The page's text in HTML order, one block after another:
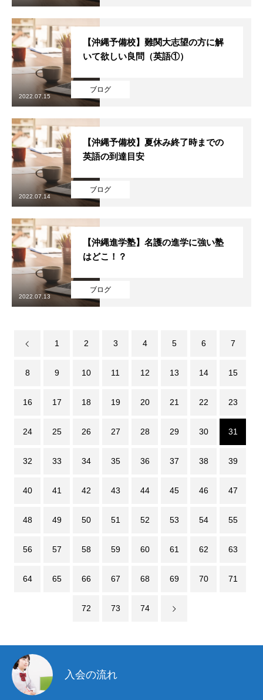
成果報告
各種SNS
ブログ
ホーム ごあいさつ
ブログ
【沖縄予備校】難関大志望の方に解
いて欲しい良問（英語①）
2022.07.15
ブログ
【沖縄予備校】夏休み終了時までの
英語の到達目安
2022.07.14
ブログ
【沖縄進学塾】名護の進学に強い塾
はどこ！？
2022.07.13
1 2 3 4 5 6 7
8 9 10 11 12 13 14 15
16 17 18 19 20 21 22 23
24 25 26 27 28 29 30 31
32 33 34 35 36 37 38 39
40 41 42 43 44 45 46 47
48 49 50 51 52 53 54 55
56 57 58 59 60 61 62 63
64 65 66 67 68 69 70 71
72 73 74
入会の流れ